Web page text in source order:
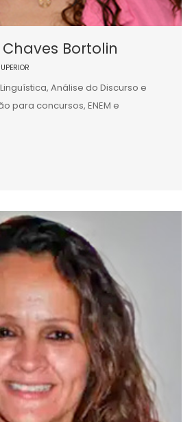
Bortolin
Análise do Discurso e
para concursos, ENEM e